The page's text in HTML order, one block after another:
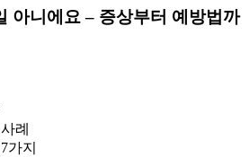
아니에요 – 증상부터 예방법까
례
가지